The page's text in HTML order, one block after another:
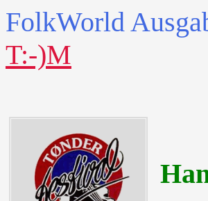
FolkWorld
T:-)M